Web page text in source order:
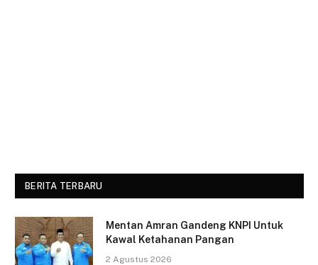
BERITA TERBARU
Mentan Amran Gandeng KNPI Untuk
Kawal Ketahanan Pangan
2 Agustus 2026